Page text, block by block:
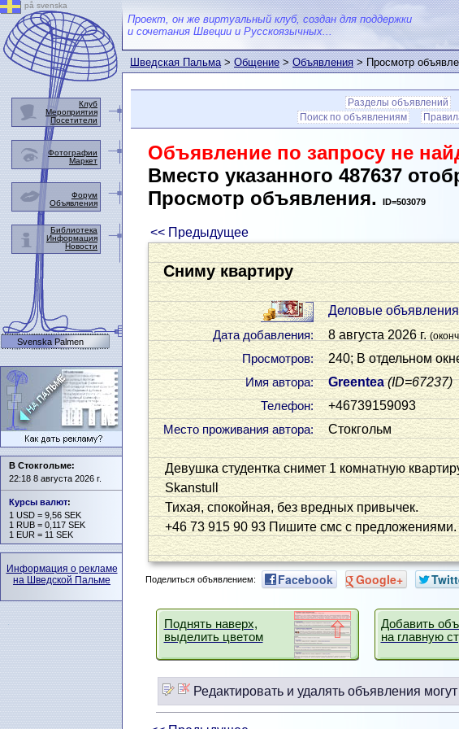
Проект, он же виртуальный клуб, создан для поддержки
и сочетания Швеции и Русскоязычных...
Шведская Пальма>Общение>Объявления> Просмотр
Разделы объявлений
Поиск по объявлениям
Объявление по запросу не
Вместо указанного 487637
Просмотр объявления.
ID=503079
<< Предыдущее
Сниму квартиру
Деловые объявления
Дата добавления: 8 августа 2026 г.
Просмотров: 240; В отдельном
Имя автора: Greentea (ID=67237)
Телефон: +46739159093
Место проживания автора: Стокгольм
Девушка студентка снимет 1 комнатную
Skanstull
Тихая, спокойная, без вредных привычек.
+46 73 915 90 93 Пишите смс с
Поделиться объявлением: Facebook Google+
Поднять наверх,
выделить цветом
Добавить
на главную
Редактировать и удалять объявления
på svenska
Клуб
Мероприятия
Посетители
Фотографии
Маркет
Форум
Объявления
Библиотека
Информация
Новости
Svenska Palmen
В Стокгольме:
22:18 8 августа 2026 г.
Курсы валют:
1 USD = 9,56 SEK
1 RUB = 0,117 SEK
1 EUR = 11 SEK
Информация о рекламе
на Шведской Пальме